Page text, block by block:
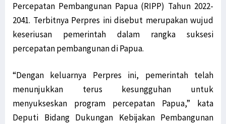
Percepatan Pembangunan Papua (RIPP) Tahun 2022-
2041. Terbitnya Perpres ini disebut merupakan wujud
keseriusan pemerintah dalam rangka suksesi
percepatan pembangunan di Papua.
“Dengan keluarnya Perpres ini, pemerintah telah
menunjukkan terus kesungguhan untuk
menyukseskan program percepatan Papua,” kata
Deputi Bidang Dukungan Kebijakan Pembangunan